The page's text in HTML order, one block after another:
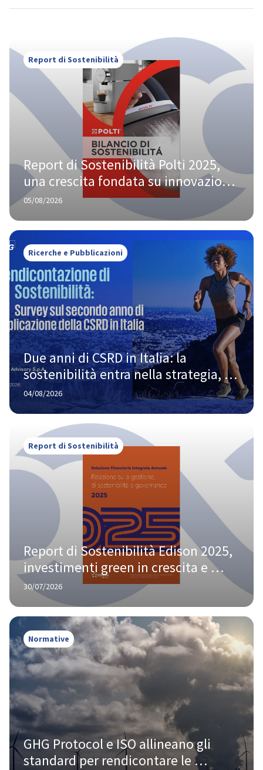
Report di Sostenibilità
Report di Sostenibilità Polti 2025,
una crescita fondata su innovazione
e responsabilità
05/08/2026
Ricerche e Pubblicazioni
Due anni di CSRD in Italia: la
sostenibilità entra nella strategia,
ma la strada verso la piena maturità
è ancora lunga
04/08/2026
Report di Sostenibilità
Report di Sostenibilità Edison 2025,
investimenti green in crescita e
l’86% delle risorse allineate agli
SDGs
30/07/2026
Normative
GHG Protocol e ISO allineano gli
standard per rendicontare le